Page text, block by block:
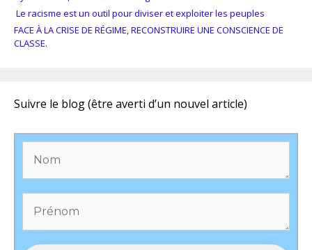
Le racisme est un outil pour diviser et exploiter les peuples
FACE À LA CRISE DE RÉGIME, RECONSTRUIRE UNE CONSCIENCE DE
CLASSE.
Suivre le blog (être averti d’un nouvel article)